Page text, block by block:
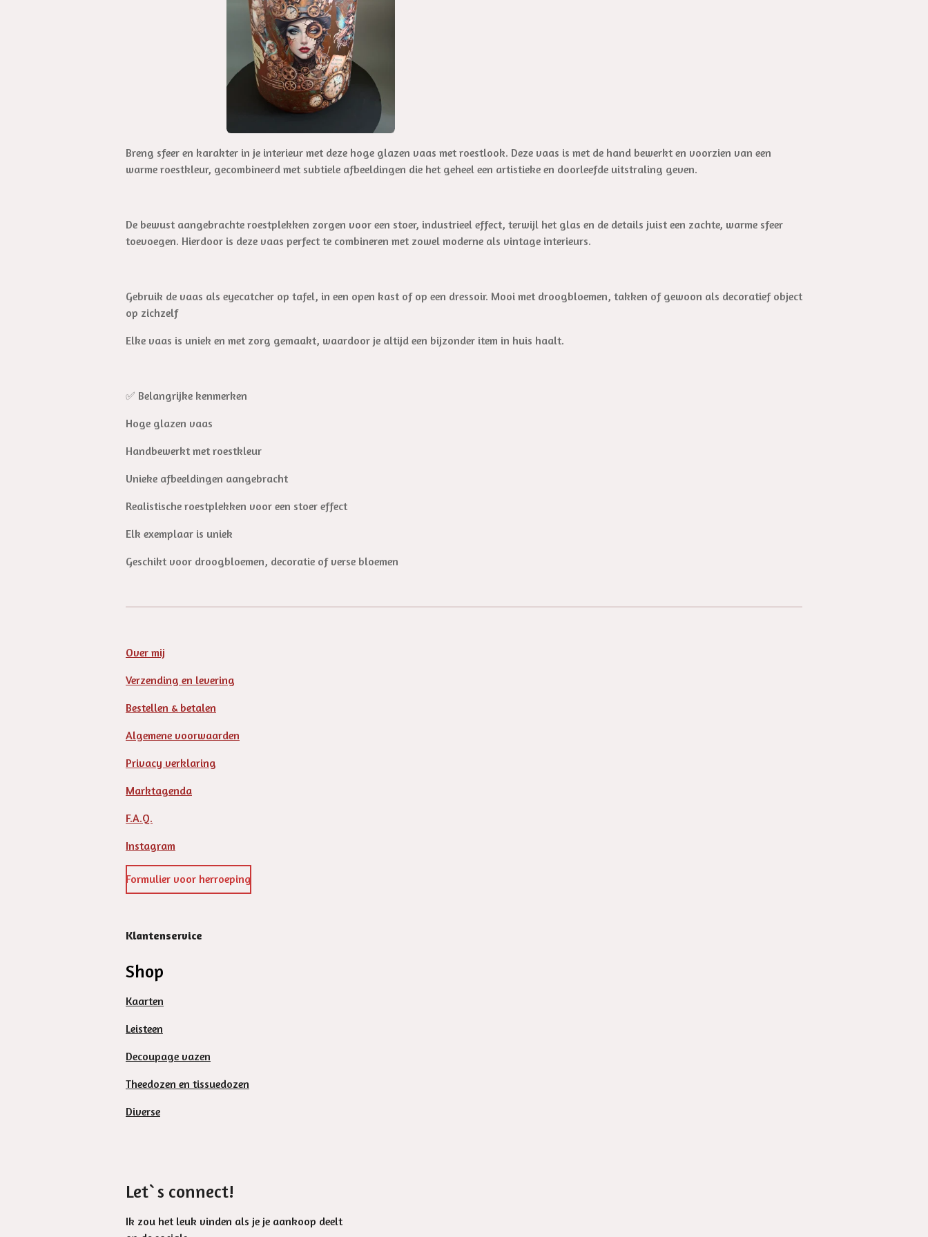
a
p
t
i
o
n
l
n
Breng sfeer en karakter in je interieur met deze hoge glazen vaas met roestlook. Deze vaas is met de hand bewerkt en voorzien van een
warme roestkleur, gecombineerd met subtiele afbeeldingen die het geheel een artistieke en doorleefde uitstraling geven.
De bewust aangebrachte roestplekken zorgen voor een stoer, industrieel effect, terwijl het glas en de details juist een zachte, warme sfeer
toevoegen. Hierdoor is deze vaas perfect te combineren met zowel moderne als vintage interieurs.
Gebruik de vaas als eyecatcher op tafel, in een open kast of op een dressoir. Mooi met droogbloemen, takken of gewoon als decoratief object
op zichzelf
Elke vaas is uniek en met zorg gemaakt, waardoor je altijd een bijzonder item in huis haalt.
✅ Belangrijke kenmerken
Hoge glazen vaas
Handbewerkt met roestkleur
Unieke afbeeldingen aangebracht
Realistische roestplekken voor een stoer effect
Elk exemplaar is uniek
Geschikt voor droogbloemen, decoratie of verse bloemen
Over mij
Verzending en levering
Bestellen & betalen
Algemene voorwaarden
Privacy verklaring
Marktagenda
F.A.Q.
Instagram
Formulier voor herroeping
Klantenservice
Shop
Kaarten
Leisteen
Decoupage vazen
Theedozen en tissuedozen
Diverse
Let`s connect!
Ik zou het leuk vinden als je je aankoop deelt